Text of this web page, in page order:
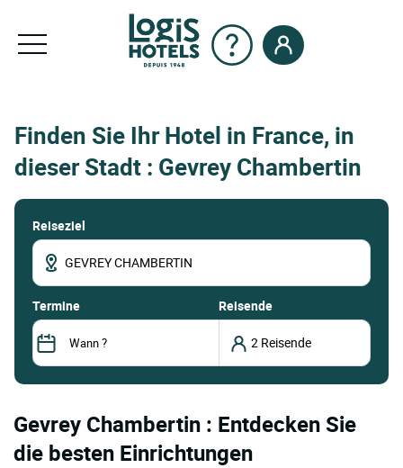
Finden Sie Ihr Hotel in France, in
dieser Stadt : Gevrey Chambertin
Reiseziel
termine Reisende
Gevrey Chambertin : Entdecken Sie
die besten Einrichtungen